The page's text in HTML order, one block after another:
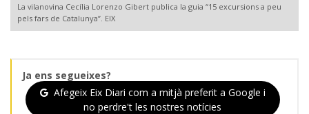
La vilanovina Cecília Lorenzo Gibert publica la guia “15 excursions a peu
pels fars de Catalunya”. EIX
Ja ens segueixes?
Afegeix Eix Diari com a mitjà preferit a Google i
no perdre't les nostres notícies